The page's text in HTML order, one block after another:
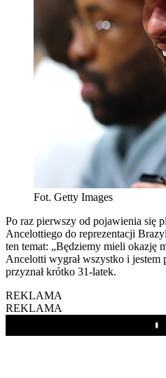
Fot. Getty Images
Po raz pierwszy od pojawienia się
Ancelottiego do reprezentacji
ten temat: „Będziemy mieli okazję
Ancelotti wygrał wszystko i jestem
przyznał krótko 31-latek.
REKLAMA
REKLAMA